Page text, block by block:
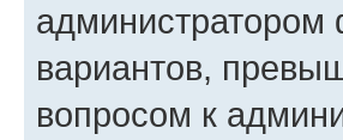
администратором
вариантов,
вопросом к